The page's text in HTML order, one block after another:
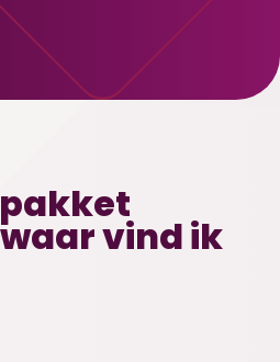
vind ik